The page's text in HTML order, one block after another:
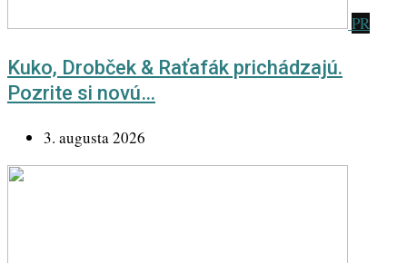
PR
Kuko, Drobček & Raťafák prichádzajú.
Pozrite si novú…
3. augusta 2026